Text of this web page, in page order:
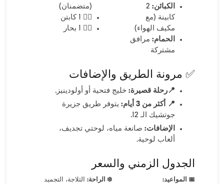
الكبائن: 2
كابينة (مع
مكيف الهواء)
الحمام: مرافق
مشتركة
(متضمنان)
👨‍✈️ 1 كابتن
🧑‍✈️ 1 بحار
✅ مرونة الطريق والإضافات
📍رحلة قصيرة: خليج فتحية أو أولودينيز.
📍 أكثر من 3 أيام:
يتوفر طريق جزيرة
جوتشيك الـ 12.
الإضافات: صانعة مياه، لوحتي تجديف،
ألعاب لوحية.
الجدول الزمني والسعر
📅 المواعيد: ❄️ الراحة: الثلاجة، التجميد